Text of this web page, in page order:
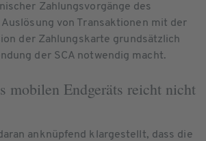
Zahlungsvorgänge des
von Transaktionen mit der
der Zahlungskarte grundsätzlich
der SCA notwendig macht.
mobilen Endgeräts reicht nicht
anknüpfend klargestellt, dass die